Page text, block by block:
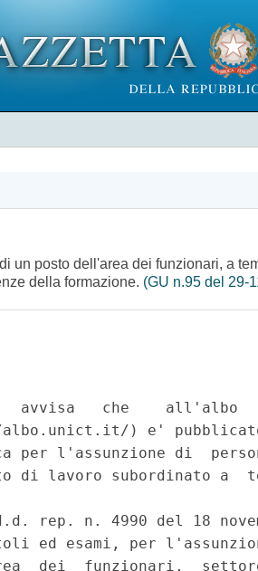
un posto dell'area dei funzionari, a
della formazione. (GU n.95 del 29-